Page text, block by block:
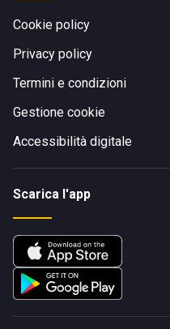
Cookie policy
Privacy policy
Termini e condizioni
Gestione cookie
Accessibilità digitale
Scarica l'app